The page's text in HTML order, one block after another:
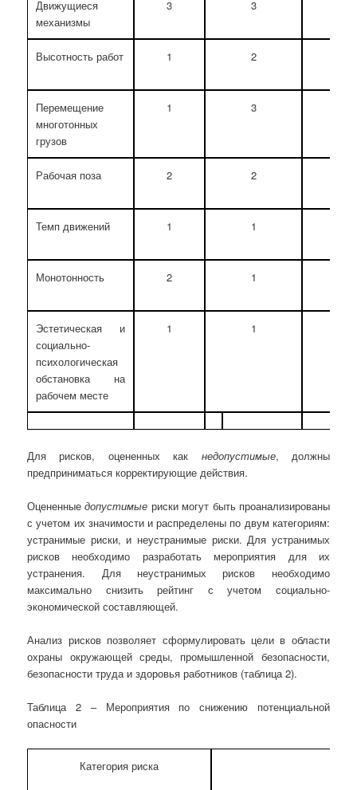
Движущиеся
механизмы
3 3
Высотность работ 1 2
Перемещение
многотонных
грузов
1 3
Рабочая поза 2 2
Темп движений 1 1
Монотонность 2 1
Эстетическая и
социально-
психологическая
обстановка на
рабочем месте
1 1
Для рисков, оцененных как недопустимые, должны
предприниматься корректирующие действия.
Оцененныедопустимые риски могут быть проанализированы
с учетом их значимости и распределены по двум категориям:
устранимые риски, и неустранимые риски. Для устранимых
рисков необходимо разработать мероприятия для их
устранения. Для неустранимых рисков необходимо
максимально снизить рейтинг с учетом социально-
экономической составляющей.
Анализ рисков позволяет сформулировать цели в области
охраны окружающей среды, промышленной безопасности,
безопасности труда и здоровья работников (таблица 2).
Таблица 2 – Мероприятия по снижению потенциальной
опасности
Категория риска